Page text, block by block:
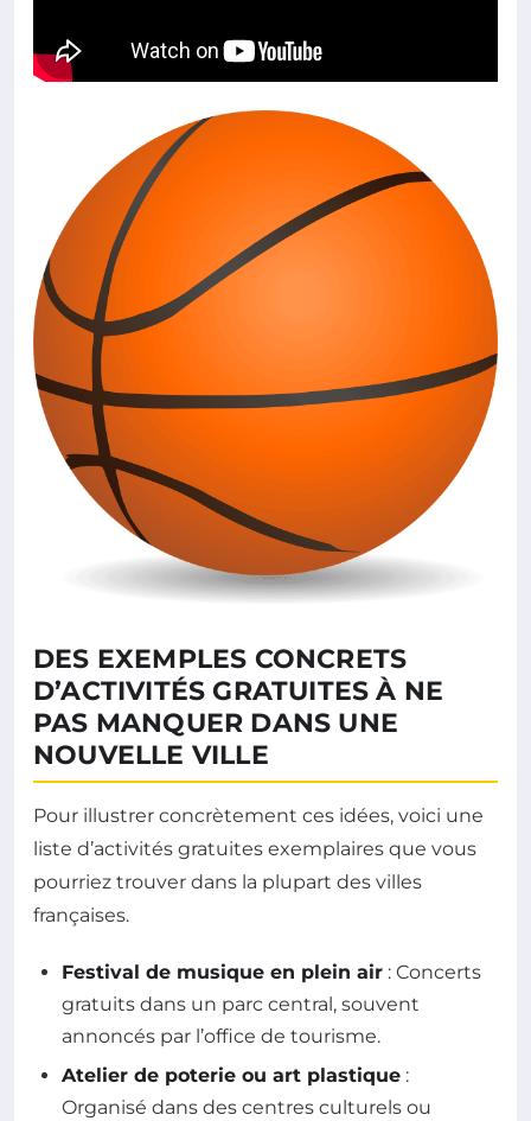
DES EXEMPLES CONCRETS
D’ACTIVITÉS GRATUITES À NE
PAS MANQUER DANS UNE
NOUVELLE VILLE
Pour illustrer concrètement ces idées, voici une
liste d’activités gratuites exemplaires que vous
pourriez trouver dans la plupart des villes
françaises.
Festival de musique en plein air : Concerts
gratuits dans un parc central, souvent
annoncés par l’office de tourisme.
Atelier de poterie ou art plastique :
Organisé dans des centres culturels ou